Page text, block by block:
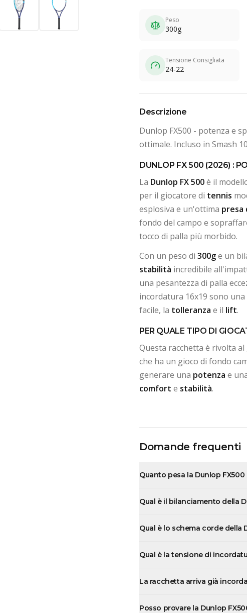
Peso
300g
Tensione Consigliata
24-22
Descrizione
Dunlop FX500 - potenza e
ottimale. Incluso in Smash
DUNLOP FX 500 (2026) :
La Dunlop FX 500è il
per il giocatore di tennis
esplosiva e un'ottima
fondo del campo e
tocco di palla più morbido.
Con un peso di 300ge un
stabilità incredibile
una pesantezza di palla
incordatura 16x19 sono
facile, la tolleranza e il lift.
PER QUALE TIPO DI
Questa racchetta è rivolta
che ha un gioco di fondo
generare una potenza e
comfort e stabilità.
Domande frequenti
Quanto pesa la Dunlop FX500
Qual è il bilanciamento della
Qual è lo schema corde della
Qual è la tensione di
La racchetta arriva già
Posso provare la Dunlop